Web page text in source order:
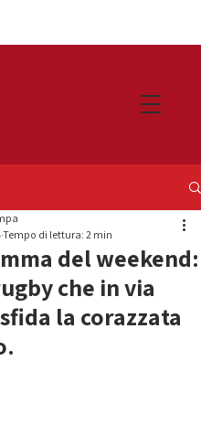
del weekend:
che in via
la corazzata
Tempo di lettura: 2 min